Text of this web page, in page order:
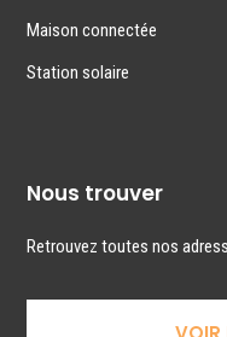
Maison connectée
Station solaire
Nous trouver
Retrouvez toutes nos